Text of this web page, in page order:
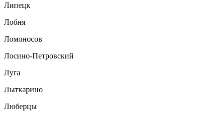
Липецк
Лобня
Ломоносов
Лосино-Петровский
Луга
Лыткарино
Люберцы